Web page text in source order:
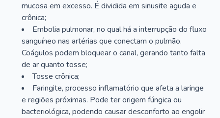
mucosa em excesso. É dividida em sinusite aguda e
crônica;
Embolia pulmonar, no qual há a interrupção do fluxo
sanguíneo nas artérias que conectam o pulmão.
Coágulos podem bloquear o canal, gerando tanto falta
de ar quanto tosse;
Tosse crônica;
Faringite, processo inflamatório que afeta a laringe
e regiões próximas. Pode ter origem fúngica ou
bacteriológica, podendo causar desconforto ao engolir